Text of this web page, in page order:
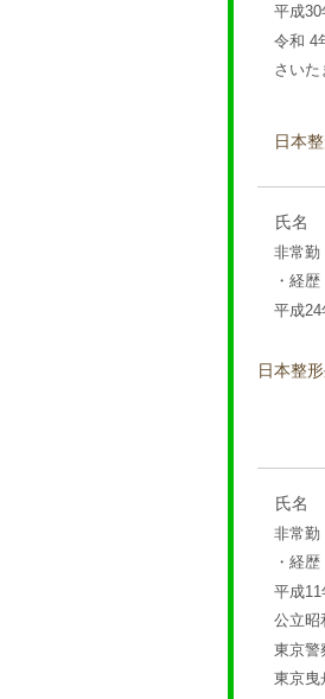
平成
令和
さい
日本
氏名
非常勤
・経歴
平成
獨
日本整
氏名
非常勤
・経歴
平成
公立昭
東京警
東京